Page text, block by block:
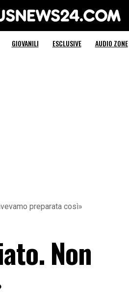
News 24
GIOVANILI ESCLUSIVE AUDIO ZONE
preparata così»
Non